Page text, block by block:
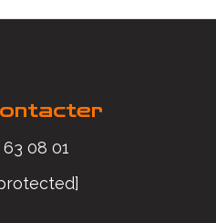
08 01